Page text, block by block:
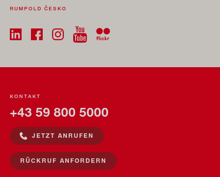
RUMPOLD ČESKO
KONTAKT
+43 59 800 5000
JETZT ANRUFEN
RÜCKRUF ANFORDERN